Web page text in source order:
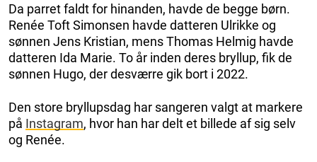
Da parret faldt for hinanden, havde de begge børn.
Renée Toft Simonsen havde datteren Ulrikke og
sønnen Jens Kristian, mens Thomas Helmig havde
datteren Ida Marie. To år inden deres bryllup, fik de
sønnen Hugo, der desværre gik bort i 2022.
Den store bryllupsdag har sangeren valgt at markere
på Instagram, hvor han har delt et billede af sig selv
og Renée.